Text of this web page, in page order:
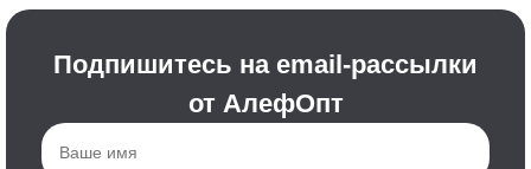
Подпишитесь на email-рассылки
от АлефОпт